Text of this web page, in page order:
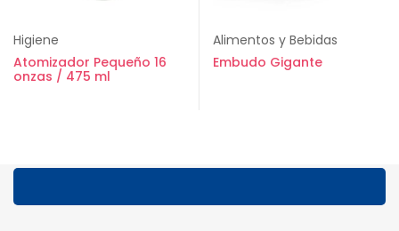
Higiene
Atomizador Pequeño 16
onzas / 475 ml
Alimentos y Bebidas
Embudo Gigante